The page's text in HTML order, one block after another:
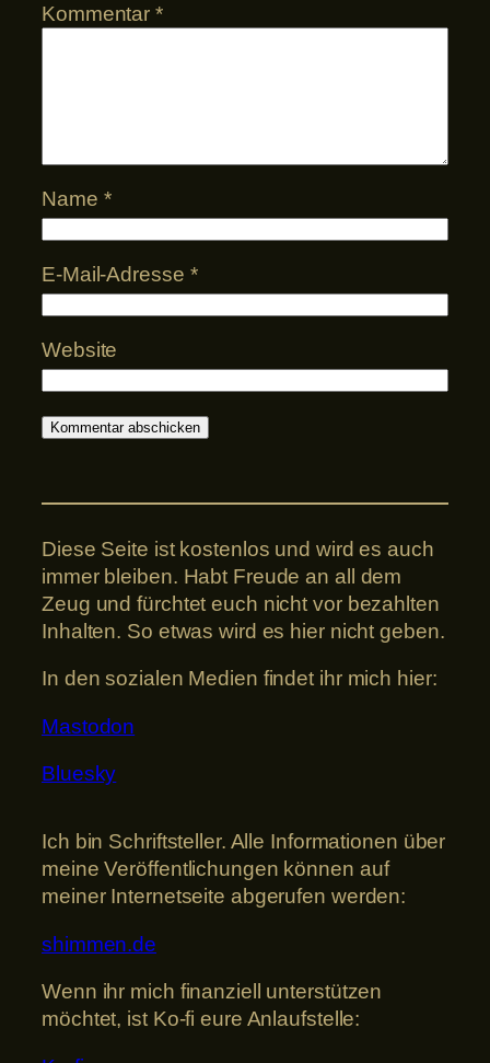
Kommentar*
Name *
E-Mail-Adresse *
Website
Diese Seite ist kostenlos und wird es auch
immer bleiben. Habt Freude an all dem
Zeug und fürchtet euch nicht vor bezahlten
Inhalten. So etwas wird es hier nicht geben.
In den sozialen Medien findet ihr mich hier:
Mastodon
Bluesky
Ich bin Schriftsteller. Alle Informationen über
meine Veröffentlichungen können auf
meiner Internetseite abgerufen werden:
shimmen.de
Wenn ihr mich finanziell unterstützen
möchtet, ist Ko-fi eure Anlaufstelle: